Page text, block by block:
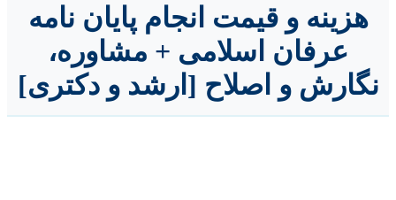
هزینه و قیمت انجام پایان نامه
عرفان اسلامی + مشاوره،
نگارش و اصلاح [ارشد و دکتری]